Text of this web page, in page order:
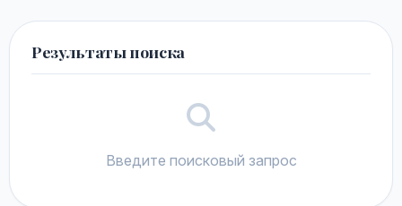
Результаты поиска
Введите поисковый запрос